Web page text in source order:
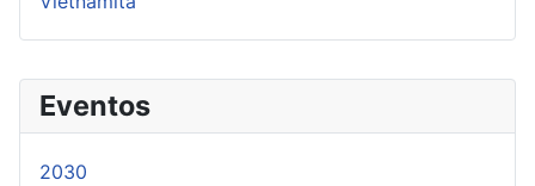
Eventos
2030